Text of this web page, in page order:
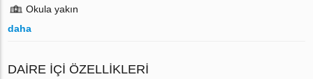
Okula yakın
daha
DAIRE IÇI ÖZELLIKLERI